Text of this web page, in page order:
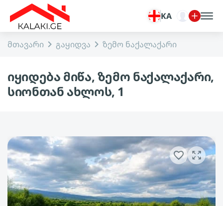
KA
მთავარი გაყიდვა ზემო ნაქალაქარი
იყიდება მიწა, ზემო ნაქალაქარი,
სიონთან ახლოს, 1